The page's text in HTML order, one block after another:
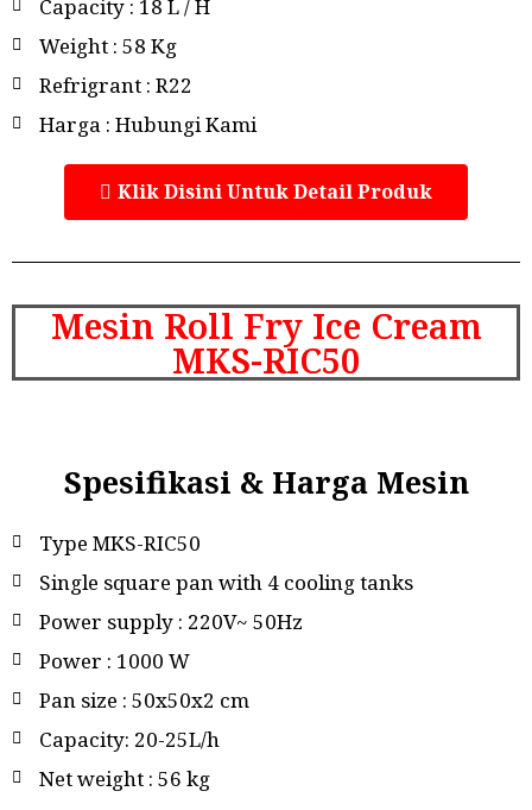
Capacity : 18 L / H
Weight : 58 Kg
Refrigrant : R22
Harga : Hubungi Kami
Klik Disini Untuk Detail Produk
Mesin Roll Fry Ice Cream
MKS-RIC50
Spesifikasi & Harga Mesin
Type MKS-RIC50
Single square pan with 4 cooling tanks
Power supply : 220V~ 50Hz
Power : 1000 W
Pan size : 50x50x2 cm
Capacity: 20-25L/h
Net weight : 56 kg